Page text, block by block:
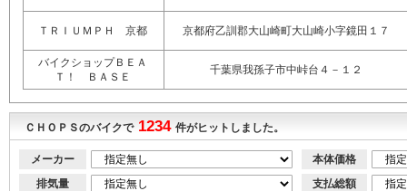
ＴＲＩＵＭＰＨ 京都 京都府乙訓郡大山崎町大山崎小字鏡田１７
バイクショップＢＥＡ
Ｔ！ ＢＡＳＥ
千葉県我孫子市中峠台４－１２
ＣＨＯＰＳのバイクで 1234 件がヒットしました。
メーカー
排気量
本体価格
支払総額